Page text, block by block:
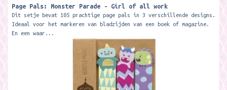
Page Pals: Monster Parade - Girl of all work
Dit setje bevat 105 prachtige page pals in 3 verschillende designs.
Ideaal voor het markeren van bladzijden van een boek of magazine.
En een waar...